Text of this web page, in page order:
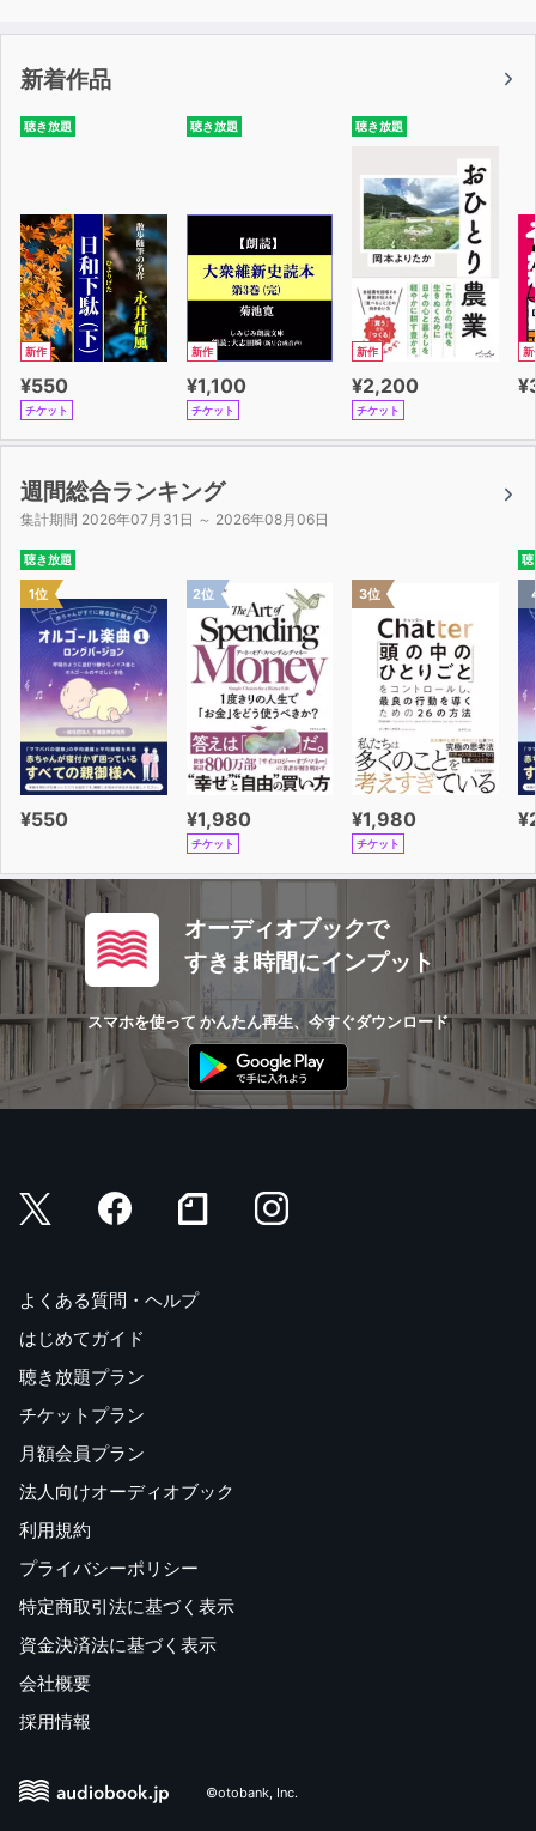
新着作品
聴き放題
新作
¥550
チケット
聴き放題
新作
¥1,100
チケット
聴き放題
新作
¥2,200
チケット
新
週間総合ランキング
集計期間 2026年07月31日 ～ 2026年08月06日
聴き放題
1位
¥550
2位
¥1,980
チケット
3位
¥1,980
チケット
聴
オーディオブックで
すきま時間にインプット
スマホを使って かんたん再生、今すぐダウンロード
よくある質問・ヘルプ
はじめてガイド
聴き放題プラン
チケットプラン
月額会員プラン
法人向けオーディオブック
利用規約
プライバシーポリシー
特定商取引法に基づく表示
資金決済法に基づく表示
会社概要
採用情報
©otobank, Inc.